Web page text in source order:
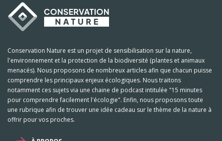
Conservation Nature est un projet de sensibilisation sur la nature,
l'environnement et la protection de la biodiversité (plantes et animaux
menacés). Nous proposons de nombreux articles afin que chacun puisse
comprendre les principaux enjeux écologiques. Nous traitons
notamment ces sujets via une chaine de podcast intitulée "15 minutes
pour comprendre facilement l'écologie". Enfin, nous proposons toute
une rubrique afin de trouver une idée cadeau sur le thème de la nature à
offrir pour vos proches.